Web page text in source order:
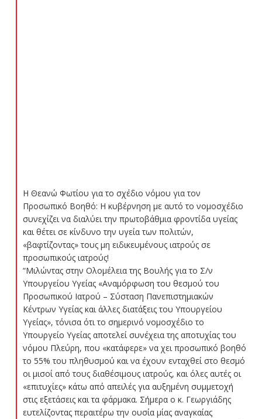
Η Θεανώ Φωτίου για το σχέδιο νόμου για τον
Προσωπικό Βοηθό: Η κυβέρνηση με αυτό το νομοσχέδιο
συνεχίζει να διαλύει την πρωτοβάθμια φροντίδα υγείας
και θέτει σε κίνδυνο την υγεία των πολιτών,
«βαφτίζοντας» τους μη ειδικευμένους ιατρούς σε
προσωπικούς ιατρούς!
“Μιλώντας στην Ολομέλεια της Βουλής για το Σ/ν
Υπουργείου Υγείας «Αναμόρφωση του θεσμού του
Προσωπικού Ιατρού – Σύσταση Πανεπιστημιακών
Κέντρων Υγείας και άλλες διατάξεις του Υπουργείου
Υγείας», τόνισα ότι το σημερινό νομοσχέδιο το
Υπουργείο Υγείας αποτελεί συνέχεια της αποτυχίας του
νόμου Πλεύρη, που «κατάφερε» να χει προσωπικό βοηθό
το 55% του πληθυσμού και να έχουν ενταχθεί στο θεσμό
οι μισοί από τους διαθέσιμους ιατρούς, και όλες αυτές οι
«επιτυχίες» κάτω από απειλές για αυξημένη συμμετοχή
στις εξετάσεις και τα φάρμακα. Σήμερα ο κ. Γεωργιάδης
ευτελίζοντας περαιτέρω την ουσία μίας αναγκαίας